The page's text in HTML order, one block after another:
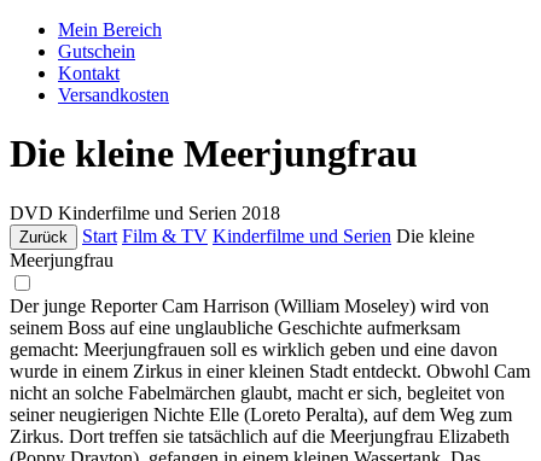
Mein Bereich
Gutschein
Kontakt
Versandkosten
Die kleine Meerjungfrau
DVD Kinderfilme und Serien 2018
Zurück Start Film & TV Kinderfilme und Serien Die kleine
Meerjungfrau
Der junge Reporter Cam Harrison (William Moseley) wird von
seinem Boss auf eine unglaubliche Geschichte aufmerksam
gemacht: Meerjungfrauen soll es wirklich geben und eine davon
wurde in einem Zirkus in einer kleinen Stadt entdeckt. Obwohl Cam
nicht an solche Fabelmärchen glaubt, macht er sich, begleitet von
seiner neugierigen Nichte Elle (Loreto Peralta), auf dem Weg zum
Zirkus. Dort treffen sie tatsächlich auf die Meerjungfrau Elizabeth